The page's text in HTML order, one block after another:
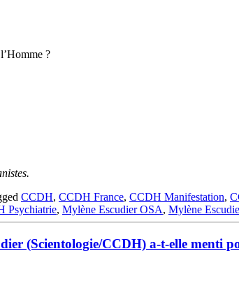
?
CCDH, CCDH France, CCDH Manifestation,
Psychiatrie, Mylène Escudier OSA, Mylène
(Scientologie/CCDH) a-t-elle menti